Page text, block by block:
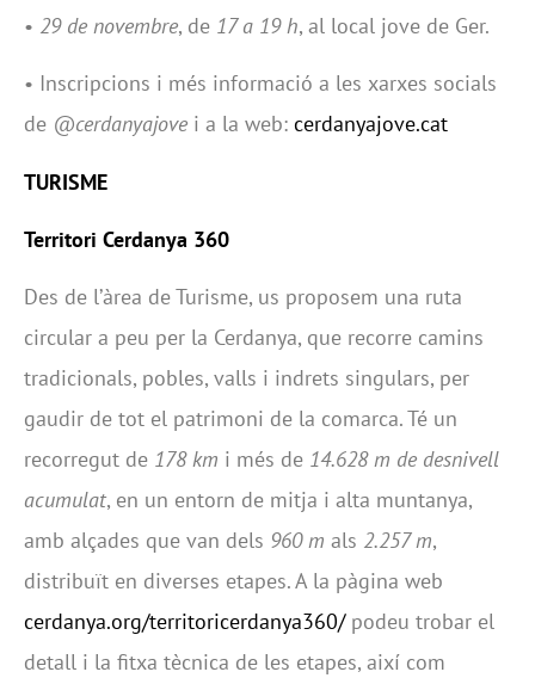
• 29 de novembre, de 17 a 19 h, al local jove de Ger.
• Inscripcions i més informació a les xarxes socials
de @cerdanyajove i a la web: cerdanyajove.cat
TURISME
Territori Cerdanya 360
Des de l’àrea de Turisme, us proposem una ruta
circular a peu per la Cerdanya, que recorre camins
tradicionals, pobles, valls i indrets singulars, per
gaudir de tot el patrimoni de la comarca. Té un
recorregut de 178 km i més de 14.628 m de desnivell
acumulat, en un entorn de mitja i alta muntanya,
amb alçades que van dels 960 m als 2.257 m,
distribuït en diverses etapes. A la pàgina web
cerdanya.org/territoricerdanya360/podeu trobar el
detall i la fitxa tècnica de les etapes, així com